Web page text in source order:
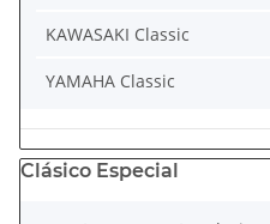
KAWASAKI Classic
YAMAHA Classic
Clásico Especial